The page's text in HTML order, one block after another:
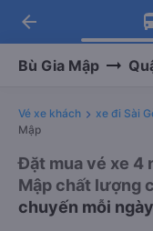
Tải
Nhận
Tải
-30k/
arrow_back
Bù Gia Mập
Vé xe khách xe đi Sài
Mập
Đặt mua vé xe 4
Mập chất lượng
chuyến mỗi ngày